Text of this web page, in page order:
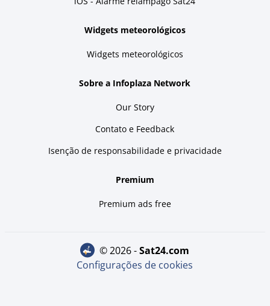
Widgets meteorológicos
Widgets meteorológicos
Sobre a Infoplaza Network
Our Story
Contato e Feedback
Isenção de responsabilidade e privacidade
Premium
Premium ads free
© 2026 - sat24.com
Configurações de cookies